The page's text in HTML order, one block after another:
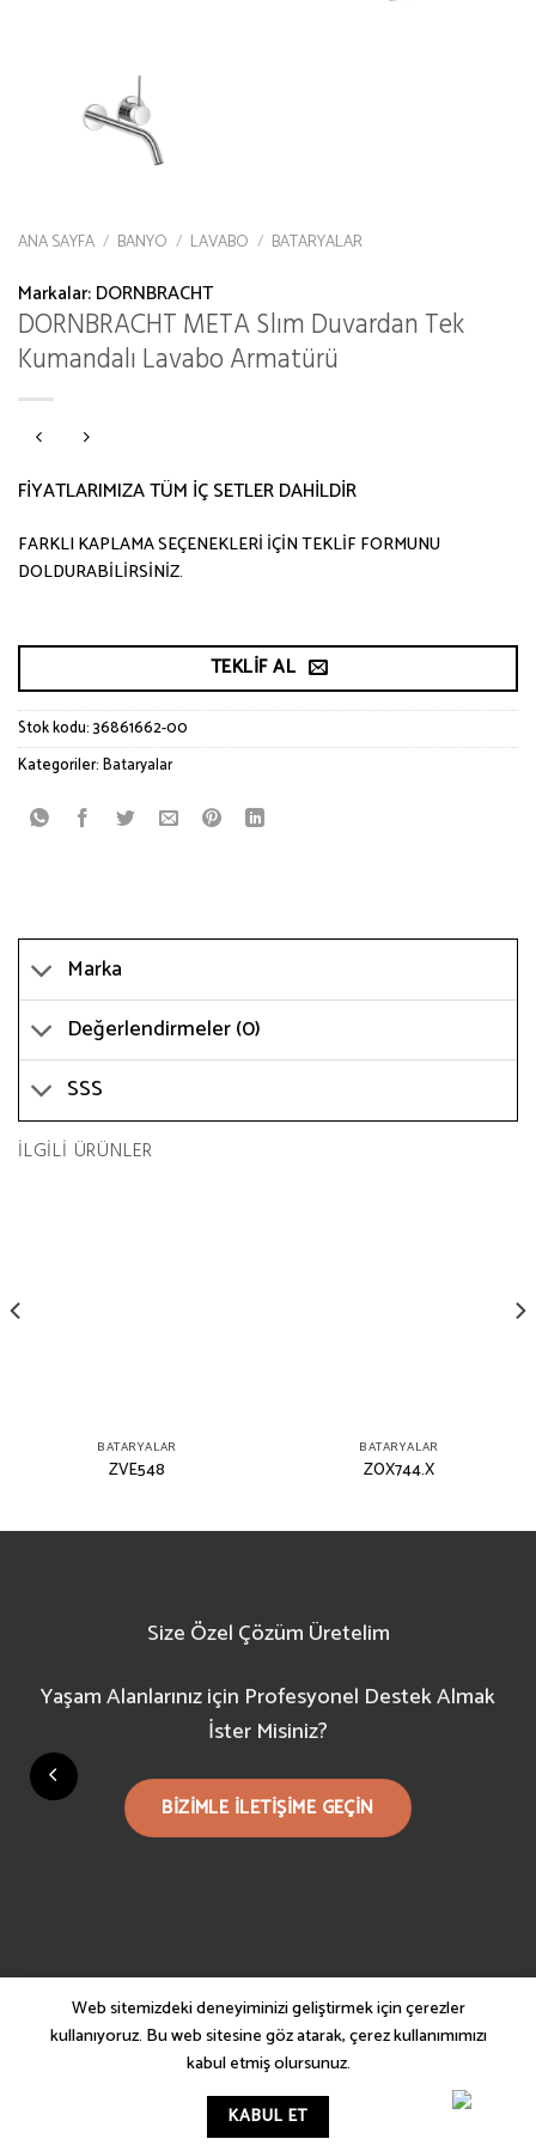
ANA SAYFA / BANYO / LAVABO / BATARYALAR
Markalar:DORNBRACHT
DORNBRACHT META Slım Duvardan Tek
Kumandalı Lavabo Armatürü
FİYATLARIMIZA TÜM İÇ SETLER DAHİLDİR
FARKLI KAPLAMA SEÇENEKLERİ İÇİN TEKLİF FORMUNU
DOLDURABİLİRSİNİZ.
TEKLIF AL
Stok kodu:36861662-00
Kategoriler:Bataryalar
Marka
Değerlendirmeler (0)
SSS
İLGILI ÜRÜNLER
BATARYALAR
ZVE548
BATARYALAR
ZOX744.X
Size Özel Çözüm Üretelim
Yaşam Alanlarınız için Profesyonel Destek Almak
İster Misiniz?
BIZIMLE ILETIŞIME GEÇIN
Copyright 2021 ©SemHome
info@semhome.shop
Web sitemizdeki deneyiminizi geliştirmek için çerezler
kullanıyoruz. Bu web sitesine göz atarak, çerez kullanımımızı
kabul etmiş olursunuz.
KABUL ET